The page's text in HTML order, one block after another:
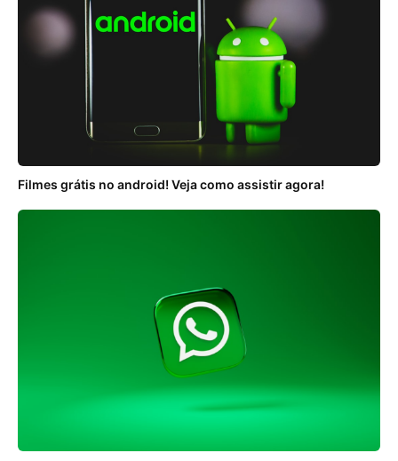
Filmes grátis no android! Veja como assistir agora!